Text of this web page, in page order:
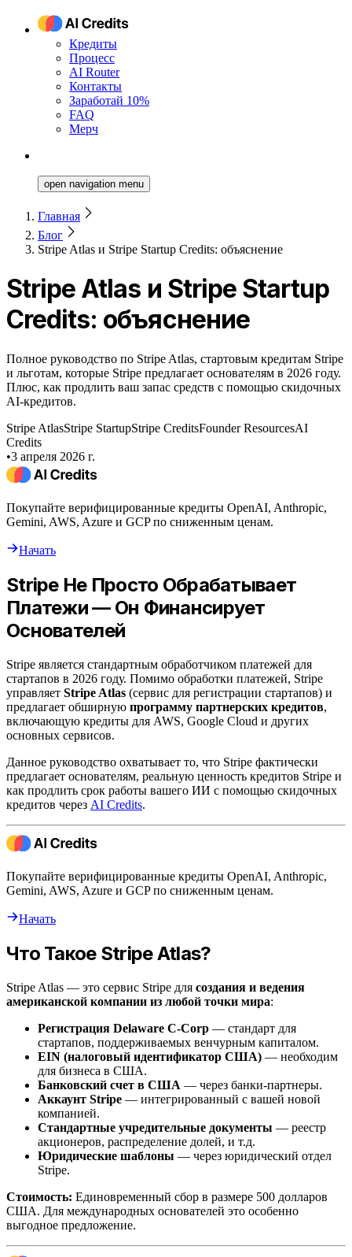
Кредиты
Процесс
AI Router
Контакты
Заработай 10%
FAQ
Мерч
open navigation menu
Главная
Блог
Stripe Atlas и Stripe Startup Credits: объяснение
Stripe Atlas и Stripe Startup
Credits: объяснение
Полное руководство по Stripe Atlas, стартовым кредитам Stripe
и льготам, которые Stripe предлагает основателям в 2026 году.
Плюс, как продлить ваш запас средств с помощью скидочных
AI-кредитов.
Stripe AtlasStripe StartupStripe CreditsFounder ResourcesAI
Credits
•3 апреля 2026 г.
Покупайте верифицированные кредиты OpenAI, Anthropic,
Gemini, AWS, Azure и GCP по сниженным ценам.
Начать
Stripe Не Просто Обрабатывает
Платежи — Он Финансирует
Основателей
Stripe является стандартным обработчиком платежей для
стартапов в 2026 году. Помимо обработки платежей, Stripe
управляет Stripe Atlas (сервис для регистрации стартапов) и
предлагает обширную программу партнерских кредитов,
включающую кредиты для AWS, Google Cloud и других
основных сервисов.
Данное руководство охватывает то, что Stripe фактически
предлагает основателям, реальную ценность кредитов Stripe и
как продлить срок работы вашего ИИ с помощью скидочных
кредитов через AI Credits.
Покупайте верифицированные кредиты OpenAI, Anthropic,
Gemini, AWS, Azure и GCP по сниженным ценам.
Начать
Что Такое Stripe Atlas?
Stripe Atlas — это сервис Stripe для создания и ведения
американской компании из любой точки мира:
Регистрация Delaware C-Corp — стандарт для
стартапов, поддерживаемых венчурным капиталом.
EIN (налоговый идентификатор США) — необходим
для бизнеса в США.
Банковский счет в США — через банки-партнеры.
Аккаунт Stripe — интегрированный с вашей новой
компанией.
Стандартные учредительные документы — реестр
акционеров, распределение долей, и т.д.
Юридические шаблоны — через юридический отдел
Stripe.
Стоимость: Единовременный сбор в размере 500 долларов
США. Для международных основателей это особенно
выгодное предложение.